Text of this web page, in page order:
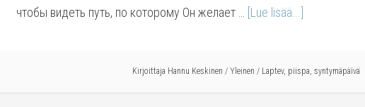
чтобы видеть путь, по которому Он желает …
[Lue lisää...]
Kirjoittaja Hannu Keskinen / Yleinen / Laptev, piispa, syntymäpäivä